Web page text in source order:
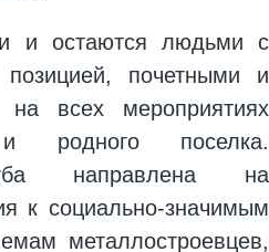
и остаются людьми с
позицией, почетными и
всех мероприятиях
родного поселка.
направлена на
к социально-значимым
металлостроевцев,